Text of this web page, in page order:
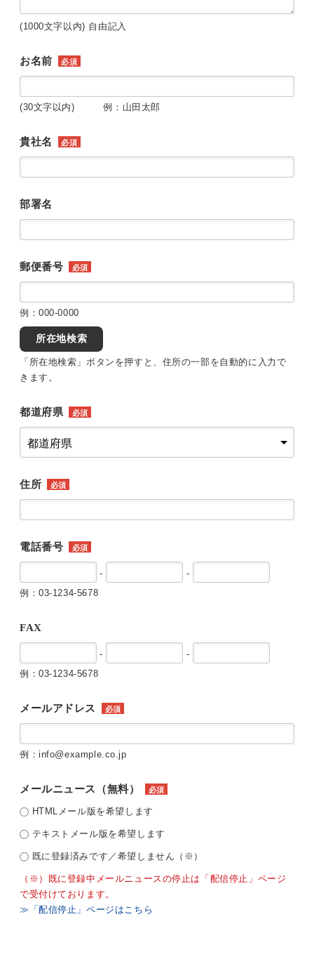
(1000文字以内) 自由記入
お名前 必須
(30文字以内) 例：山田太郎
貴社名 必須
部署名
郵便番号 必須
例：000-0000
所在地検索
「所在地検索」ボタンを押すと、住所の一部を自動的に入力で
きます。
都道府県 必須
住所 必須
電話番号 必須
-
-
例：03-1234-5678
FAX
-
-
例：03-1234-5678
メールアドレス 必須
例：info@example.co.jp
メールニュース（無料） 必須
HTMLメール版を希望します
テキストメール版を希望します
既に登録済みです／希望しません（※）
（※）既に登録中メールニュースの停止は「配信停止」ページ
で受付けております。
≫「配信停止」ページはこちら